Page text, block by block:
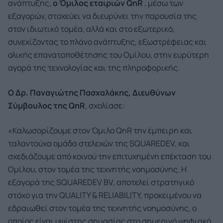
ανάπτυξης, ο Όμιλος εταιριώνQnR , μέσω των
εξαγορών, στοχεύει να διευρύνει την παρουσία της
στον ιδιωτικό τομέα, αλλά και στο εξωτερικό,
συνεχίζοντας το πλάνο ανάπτυξης, εξωστρέφειας και
ολικής επανατοποθέτησης του Ομίλου, στην ευρύτερη
αγορά της τεχνολογίας και της πληροφορικής.
Ο Δρ. Παναγιώτης Πασχαλάκης, Διευθύνων
Σύμβουλος της QnR, σχολίασε:
«Καλωσορίζουμε στον Όμιλο QnR την έμπειρη και
ταλαντούχα ομάδα στελεχών της SQUAREDEV, και
σχεδιάζουμε από κοινού την επιτυχημένη επέκταση του
Ομίλου, στον τομέα της τεχνητής νοημοσύνης. Η
εξαγορά της SQUAREDEV BV, αποτελεί στρατηγικό
στόχο για την QUALITY & RELIABILITY, προκειμένου να
εδραιωθεί στον τομέα της τεχνητής νοημοσύνης, ο